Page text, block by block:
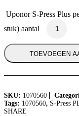
Uponor S-Press Plus
stuk) aantal
TOEVOEGEN
SKU: 1070560
Tags: 1070560, S-Press
SHARE